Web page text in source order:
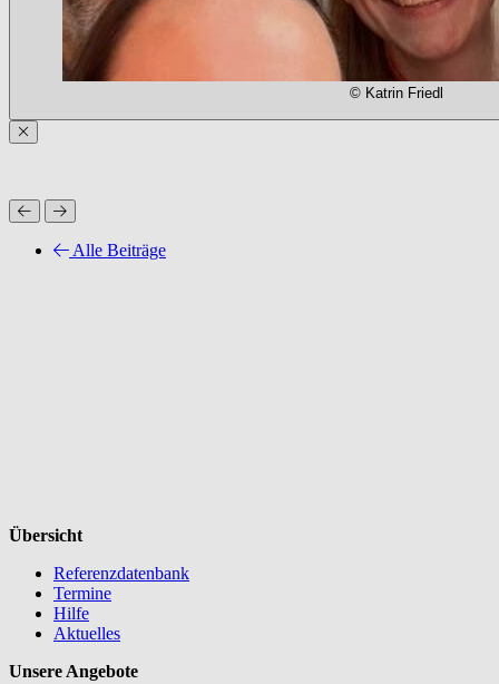
© Katrin Friedl
Alle Beiträge
Übersicht
Referenzdatenbank
Termine
Hilfe
Aktuelles
Unsere Angebote